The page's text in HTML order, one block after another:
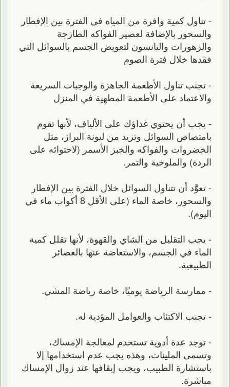
- تناول كمية وافرة من المياه في الفترة بين الإفطار
والسحور بالإضافة لعصير الفواكه الطازجة
والزهورات واليانسون لتعويض الجسم بالسوائل التي
فقدها خلال فترة الصوم
- تجنب تناول الأطعمة الجاهزة والوجبات السريعة
والاعتماد على الأطعمة المطهية في المنزل
- يجب أن يحتوي غذاؤك على الألياف، لأنها تقوم
بامتصاص السوائل وتزيد من ليونة البراز، مثل
الخضروات والفواكه والخبز الأسمر (لاحتوائه على
الردة) والملوخية والتمر.
- تعوَّد أن تتناول السوائل خلال الفترة بين الإفطار
والسحور، خاصة الماء (على الأقل 8 أكواب ماء في
اليوم).
- يجب التقليل من الشاي والقهوة، لأنها تقلل كمية
الماء في الجسم، والاستعاضة عنها بالعصائر
الطبيعية.
- ممارسة الرياضة يوميًا، خاصة رياضة المشي.
- تجنب الاكتئاب والعوامل المؤدية له.
- توجد عدة أدوية تستخدم لمعالجة الإمساك،
وتسمى الملينات، وهذه يجب عدم استخدامها إلا
باستشارة الطبيب، ويجب إيقافها عند زوال الإمساك
مباشرة.